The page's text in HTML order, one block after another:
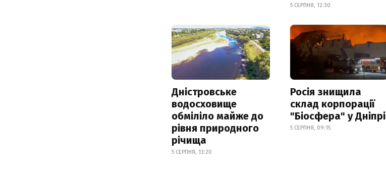
5 СЕРПНЯ, 12:30
Дністровське
водосховище
обміліло майже до
рівня природного
річища
5 СЕРПНЯ, 13:20
Росія знищила
склад корпорації
"Біосфера" у Дніпрі
5 СЕРПНЯ, 09:15